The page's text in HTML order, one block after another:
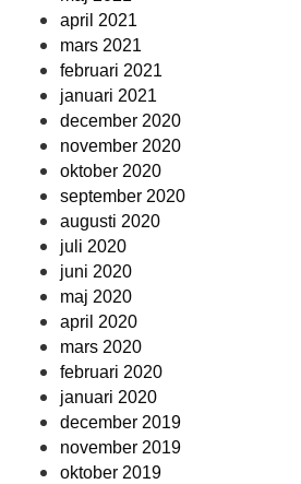
april 2021
mars 2021
februari 2021
januari 2021
december 2020
november 2020
oktober 2020
september 2020
augusti 2020
juli 2020
juni 2020
maj 2020
april 2020
mars 2020
februari 2020
januari 2020
december 2019
november 2019
oktober 2019